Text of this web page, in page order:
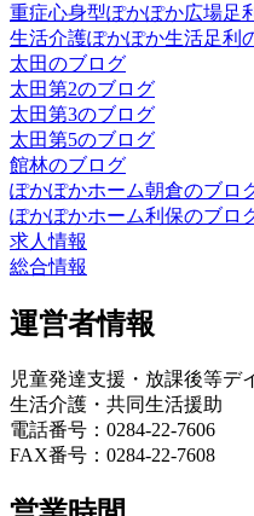
重症心身型ぽかぽか広場足
生活介護ぽかぽか生活足利
太田のブログ
太田第2のブログ
太田第3のブログ
太田第5のブログ
館林のブログ
ぽかぽかホーム朝倉のブロ
ぽかぽかホーム利保のブロ
求人情報
総合情報
運営者情報
児童発達支援・放課後等デ
生活介護・共同生活援助
電話番号：0284-22-7606
FAX番号：0284-22-7608